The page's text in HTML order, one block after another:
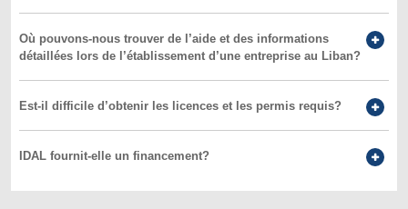
Où pouvons-nous trouver de l’aide et des informations
détaillées lors de l’établissement d’une entreprise au Liban?
Est-il difficile d’obtenir les licences et les permis requis?
IDAL fournit-elle un financement?